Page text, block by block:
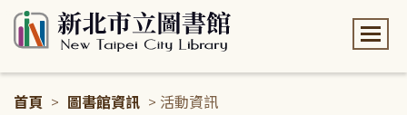
首頁 > 圖書館資訊 > 活動資訊